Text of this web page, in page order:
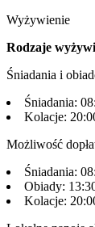
Wyżywienie
Rodzaje
Śniadania i
Śniadania:
Kolacje:
Możliwość
Śniadania:
Obiady:
Kolacje: